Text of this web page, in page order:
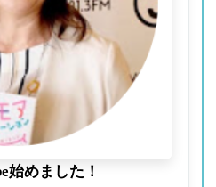
始めました！